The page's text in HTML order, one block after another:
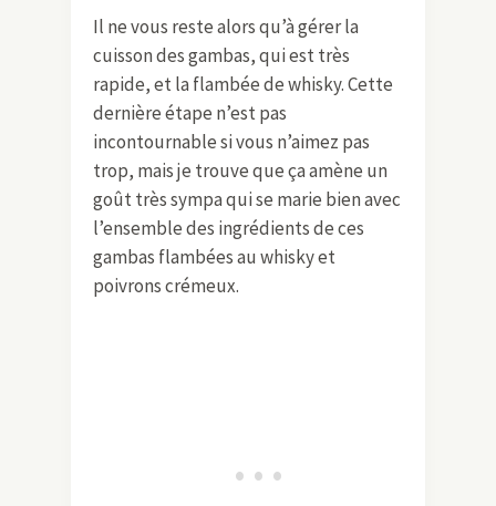
Il ne vous reste alors qu’à gérer la
cuisson des gambas, qui est très
rapide, et la flambée de whisky. Cette
dernière étape n’est pas
incontournable si vous n’aimez pas
trop, mais je trouve que ça amène un
goût très sympa qui se marie bien avec
l’ensemble des ingrédients de ces
gambas flambées au whisky et
poivrons crémeux.